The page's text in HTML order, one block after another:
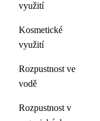
využití
Kosmetické
využití
Rozpustnost ve
vodě
Rozpustnost v